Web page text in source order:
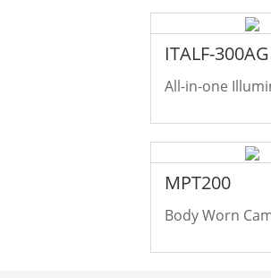
ITALF-300AG
All-in-one
MPT200
Body Worn